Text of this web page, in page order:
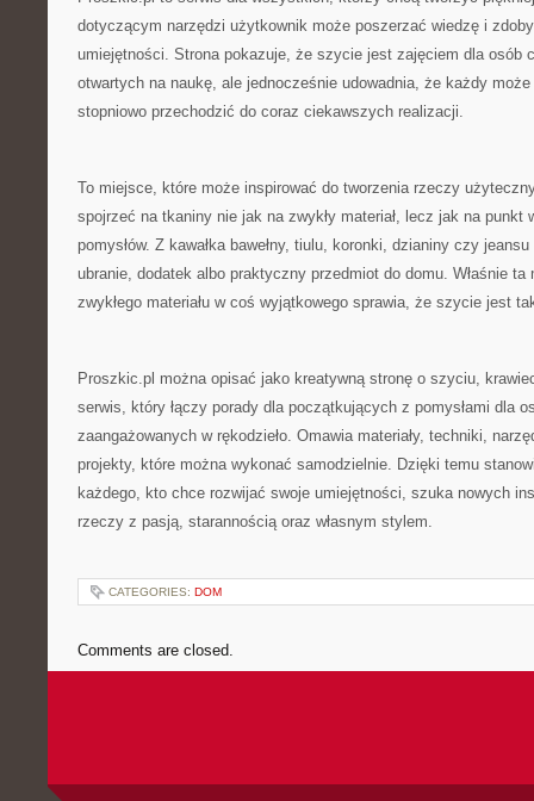
dotyczącym narzędzi użytkownik może poszerzać wiedzę i
umiejętności. Strona pokazuje, że szycie jest zajęciem dla osób
otwartych na naukę, ale jednocześnie udowadnia, że każdy
stopniowo przechodzić do coraz ciekawszych realizacji.
To miejsce, które może inspirować do tworzenia rzeczy
spojrzeć na tkaniny nie jak na zwykły materiał, lecz jak na punkt
pomysłów. Z kawałka bawełny, tiulu, koronki, dzianiny czy
ubranie, dodatek albo praktyczny przedmiot do domu. Właśnie
zwykłego materiału w coś wyjątkowego sprawia, że szycie jest
Proszkic.pl można opisać jako kreatywną stronę o szyciu,
serwis, który łączy porady dla początkujących z pomysłami dla
zaangażowanych w rękodzieło. Omawia materiały, techniki,
projekty, które można wykonać samodzielnie. Dzięki temu
każdego, kto chce rozwijać swoje umiejętności, szuka nowych
rzeczy z pasją, starannością oraz własnym stylem.
CATEGORIES: DOM
Comments are closed.